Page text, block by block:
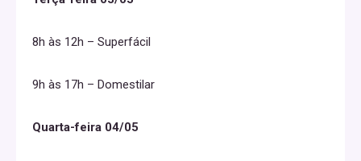
8h às 12h – Superfácil
9h às 17h – Domestilar
Quarta-feira 04/05